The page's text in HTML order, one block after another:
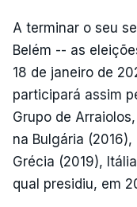
A terminar o seu
Belém -- as
18 de janeiro de
participará assim
Grupo de
na Bulgária
Grécia (2019),
qual presidiu, em